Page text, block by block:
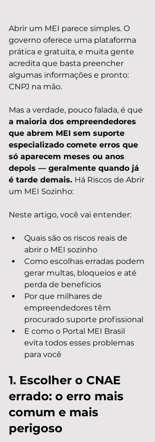
Abrir um MEI parece simples. O
governo oferece uma plataforma
prática e gratuita, e muita gente
acredita que basta preencher
algumas informações e pronto:
CNPJ na mão.
Mas a verdade, pouco falada, é que
a maioria dos empreendedores
que abrem MEI sem suporte
especializado comete erros que
só aparecem meses ou anos
depois — geralmente quando já
é tarde demais. Há Riscos de Abrir
um MEI Sozinho:
Neste artigo, você vai entender:
Quais são os riscos reais de
abrir o MEI sozinho
Como escolhas erradas podem
gerar multas, bloqueios e até
perda de benefícios
Por que milhares de
empreendedores têm
procurado suporte profissional
E como o Portal MEI Brasil
evita todos esses problemas
para você
1. Escolher o CNAE
errado: o erro mais
comum e mais
perigoso